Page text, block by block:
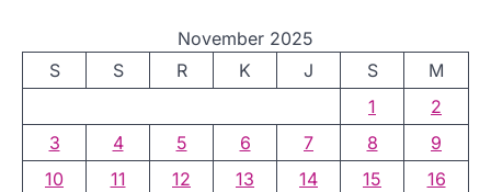
November 2025
S
S R K J S
M
1
2
3
4 5 6 7 8
9
10
11 12 13 14 15
16